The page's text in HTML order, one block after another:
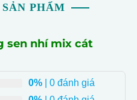
PHẨM
sen nhí mix cát
0%| 0 đánh giá